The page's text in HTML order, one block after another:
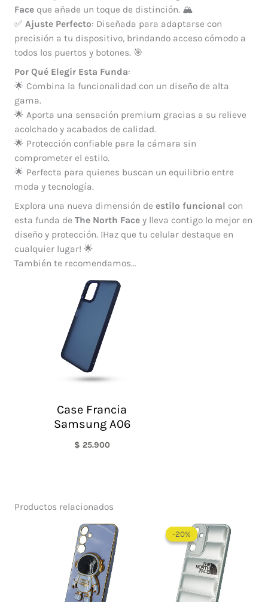
Faceque añade un toque de distinción. 🏔️
✅ Ajuste Perfecto: Diseñada para adaptarse con
precisión a tu dispositivo, brindando acceso cómodo a
todos los puertos y botones. 🎯
Por Qué Elegir Esta Funda:
🌟 Combina la funcionalidad con un diseño de alta
gama.
🌟 Aporta una sensación premium gracias a su relieve
acolchado y acabados de calidad.
🌟 Protección confiable para la cámara sin
comprometer el estilo.
🌟 Perfecta para quienes buscan un equilibrio entre
moda y tecnología.
Explora una nueva dimensión de estilo funcional con
esta funda de The North Facey lleva contigo lo mejor en
diseño y protección. ¡Haz que tu celular destaque en
cualquier lugar! 🌟
También te recomendamos…
Case Francia
Samsung A06
$ 25.900
Productos relacionados
-20%
-20%
precio
original
era:
$ 60.000.